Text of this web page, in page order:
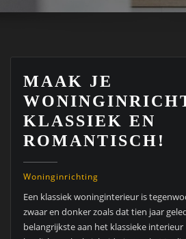
MAAK JE
KLASSIEK EN
ROMANTISCH!
Woninginrichting
Een klassiek woninginterieur is
zwaar en donker zoals dat tien jaar
belangrijkste aan het klassieke